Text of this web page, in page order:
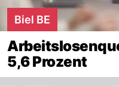
Biel BE
5,6 Prozent